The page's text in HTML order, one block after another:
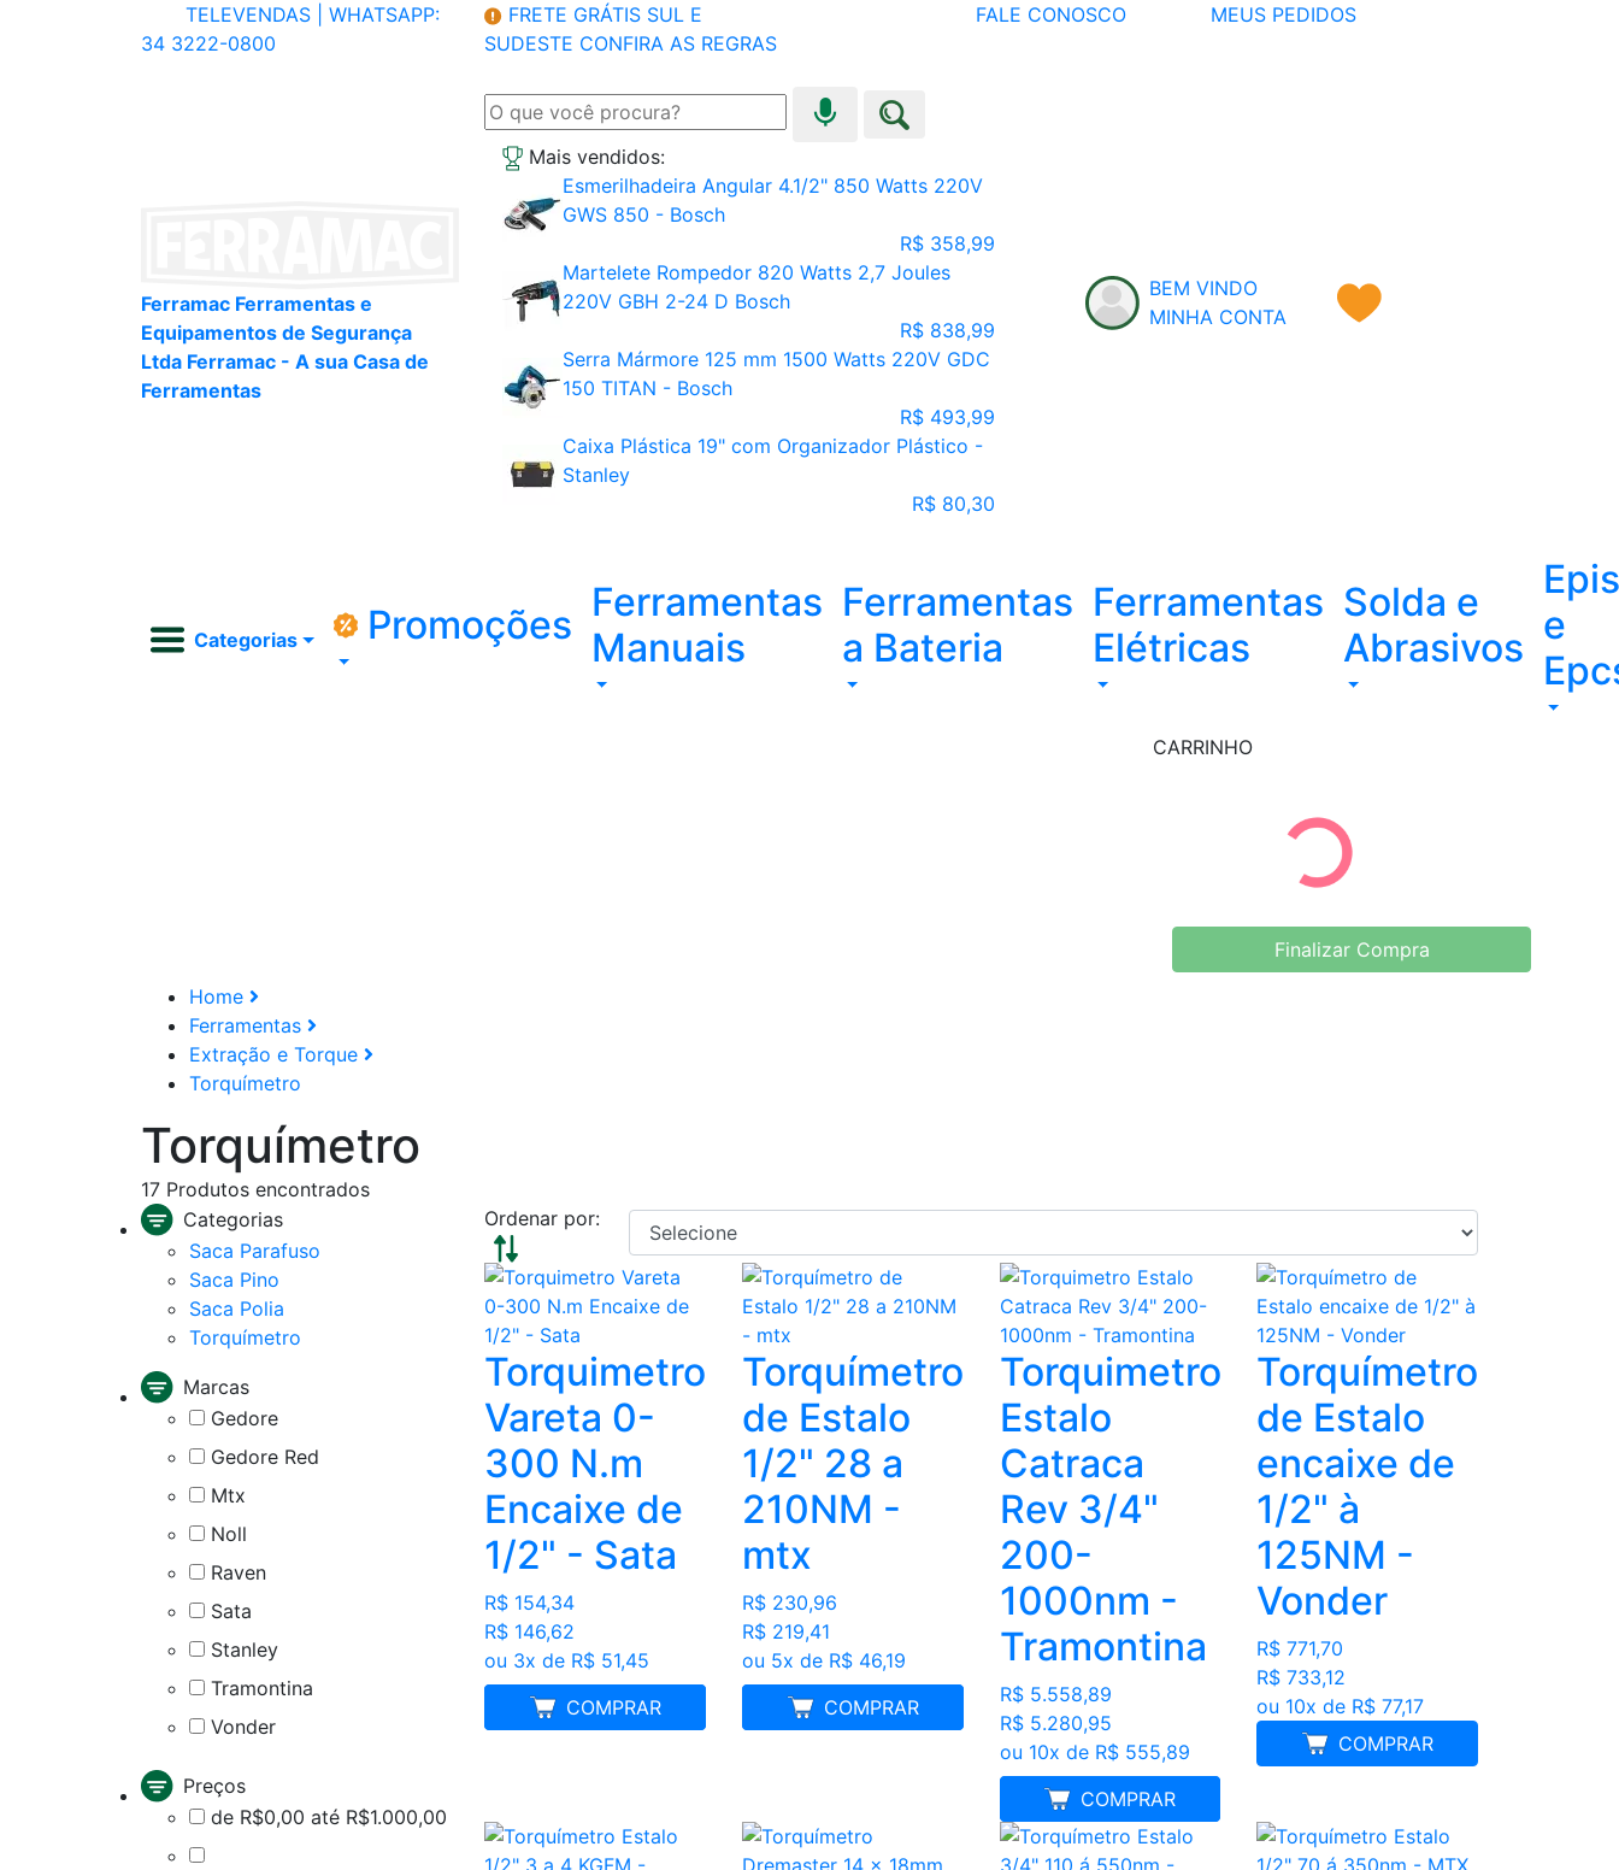
TELEVENDAS |
WHATSAPP:
34 3222-0800
FRETE GRÁTIS SUL E
SUDESTE CONFIRA AS REGRAS
FALE CONOSCO MEUS PEDIDOS
Ferramac Ferramentas e
Equipamentos de Segurança
Ltda Ferramac - A sua Casa de
Ferramentas
Mais vendidos:
Esmerilhadeira Angular 4.1/2" 850 Watts 220V
GWS 850 - Bosch
R$ 358,99
Martelete Rompedor 820 Watts 2,7 Joules
220V GBH 2-24 D Bosch
R$ 838,99
Serra Mármore 125 mm 1500 Watts 220V GDC
150 TITAN - Bosch
R$ 493,99
Caixa Plástica 19" com Organizador Plástico -
Stanley
R$ 80,30
BEM VINDO
MINHA CONTA
Categorias Promoções Ferramentas
Manuais
Ferramentas
a Bateria
Ferramentas
Elétricas
Solda e
Abrasivos
Epis
e
CARRINHO
Finalizar Compra
Home
Ferramentas
Extração e Torque
Torquímetro
Torquímetro
17 Produtos encontrados
Categorias
Saca Parafuso
Saca Pino
Saca Polia
Torquímetro
Marcas
Gedore
Gedore Red
Mtx
Noll
Raven
Sata
Stanley
Tramontina
Vonder
Preços
de R$0,00 até R$1.000,00
Ordenar por:
Torquimetro
Vareta 0-
300 N.m
Encaixe de
1/2" - Sata
R$ 154,34
R$ 146,62
ou 3x de R$ 51,45
COMPRAR
MELHOR PREÇO
Torquímetro
de Estalo
1/2" 28 a
210NM -
mtx
R$ 230,96
R$ 219,41
ou 5x de R$ 46,19
COMPRAR
MELHOR PREÇO
Torquimetro
Estalo
Catraca
Rev 3/4"
200-
1000nm -
Tramontina
R$ 5.558,89
R$ 5.280,95
ou 10x de R$ 555,89
COMPRAR
MELHOR PREÇO
Torquímetro
de Estalo
encaixe de
1/2" à
125NM -
Vonder
R$ 771,70
R$ 733,12
ou 10x de R$ 77,17
COMPRAR